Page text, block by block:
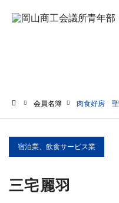
会員名簿 肉食好房 聖
宿泊業、飲食サービス業
三宅麗羽